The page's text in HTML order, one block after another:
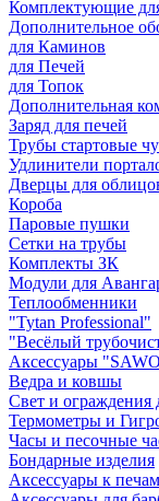
Комплектующие
Дополнительное
для Каминов
для Печей
для Топок
Дополнительная
Заряд для печей
Трубы стартовые
Удлинители
Дверцы для
Короба
Паровые пушки
Сетки на трубы
Комплекты ЗК
Модули для
Теплообменники
"Tytan Professional"
"Весёлый
Аксессуары
Ведра и ковшы
Свет и ограждения
Термометры и
Часы и песочные
Бондарные изделия
Аксессуары к